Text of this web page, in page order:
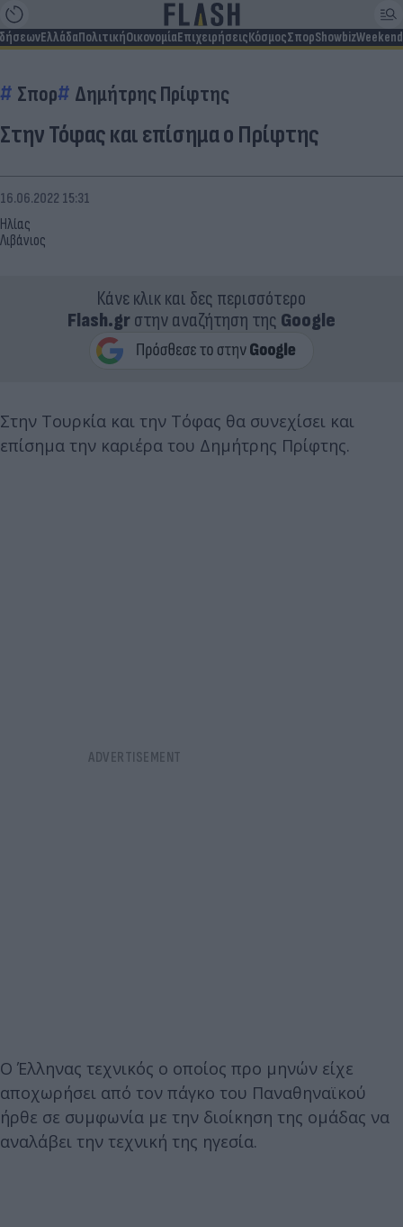
ΕλλάδαΠολιτικήΟικονομίαΕπιχειρήσειςΚόσμοςΣπορShowbizWeekend
Σπορ Δημήτρης Πρίφτης
Στην Τόφας και επίσημα ο Πρίφτης
Ηλίας
Λιβάνιος
16.06.2022 15:31
Κάνε κλικ και δες περισσότερο
Flash.grστην αναζήτηση της Google
Στην Τουρκία και την Τόφας θα συνεχίσει και
επίσημα την καριέρα του Δημήτρης Πρίφτης.
Ο Έλληνας τεχνικός ο οποίος προ μηνών είχε
αποχωρήσει από τον πάγκο του Παναθηναϊκού
ήρθε σε συμφωνία με την διοίκηση της ομάδας να
αναλάβει την τεχνική της ηγεσία.